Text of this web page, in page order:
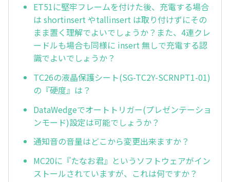
ET51に堅牢フレームを付けた後、充電する場合
は shortinsert やtallinsert は取り付けずにその
まま置く理解でよいでしょうか？また、4連クレ
ードルも場合も同様に insert 無しで充電する認
識でよいでしょうか？
TC26の液晶保護シート(SG-TC2Y-SCRNPT1-01)
の『硬度』は？
DataWedgeでオートトリガー(プレゼンテーショ
ンモード)設定は可能でしょうか？
通知音の音量はどこから変更出来ますか？
MC20に『たなお君』というソフトウェアがイン
ストールされていますが、これは何ですか？